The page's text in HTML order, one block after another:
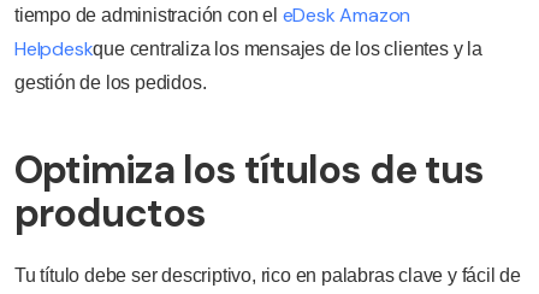
tiempo de administración con el eDesk Amazon
Helpdeskque centraliza los mensajes de los clientes y la
gestión de los pedidos.
Optimiza los títulos de tus
productos
Tu título debe ser descriptivo, rico en palabras clave y fácil de